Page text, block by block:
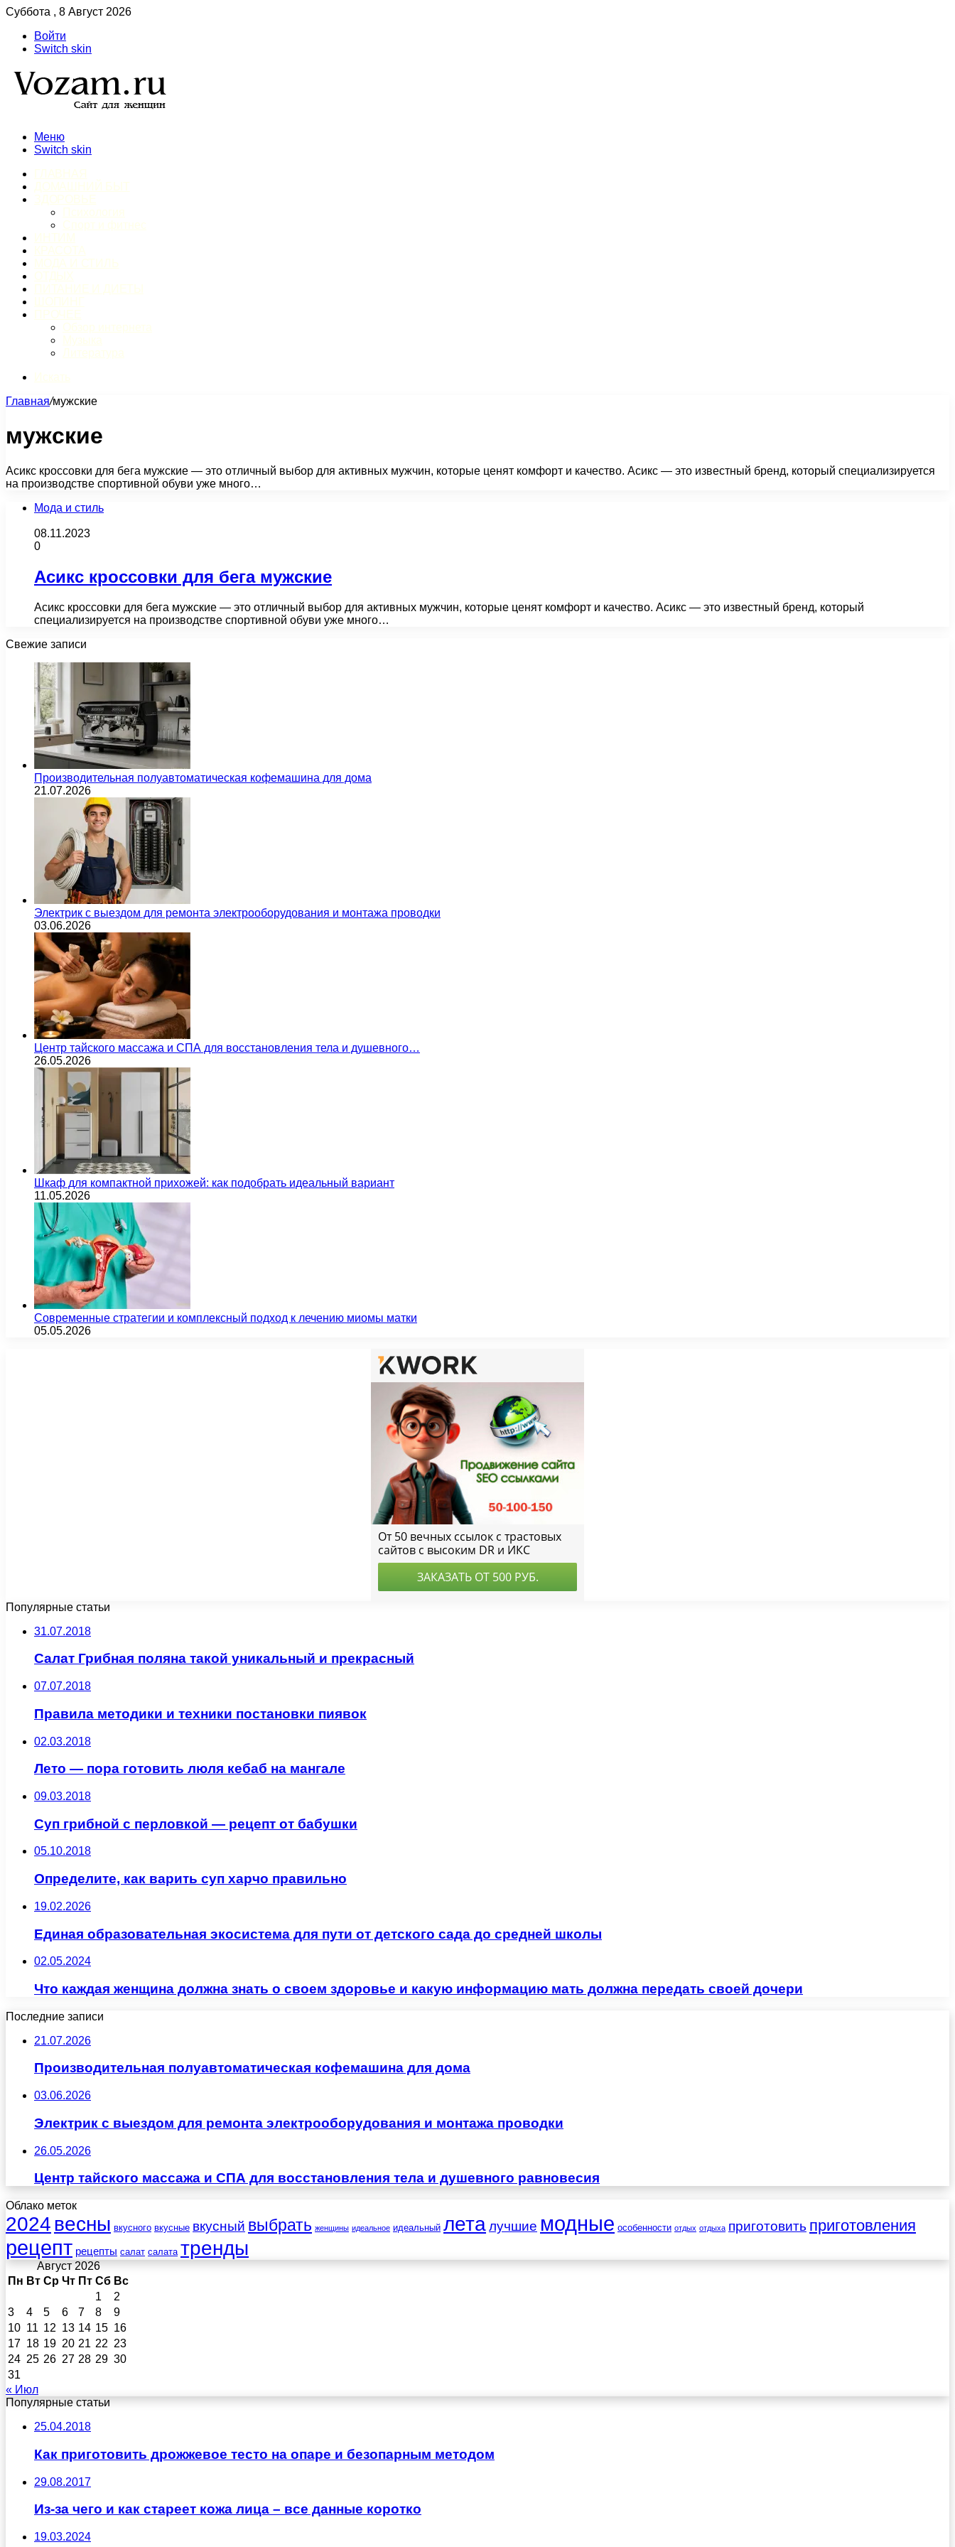
Суббота , 8 Август 2026
Войти
Switch skin
Меню
Switch skin
Главная/мужские
мужские
Асикс кроссовки для бега мужские — это отличный выбор для активных мужчин, которые ценят комфорт и качество. Асикс — это известный бренд, который специализируется
на производстве спортивной обуви уже много…
Мода и стиль
08.11.2023
0
Асикс кроссовки для бега мужские
Асикс кроссовки для бега мужские — это отличный выбор для активных мужчин, которые ценят комфорт и качество. Асикс — это известный бренд, который
специализируется на производстве спортивной обуви уже много…
Свежие записи
Производительная полуавтоматическая кофемашина для дома
21.07.2026
Электрик с выездом для ремонта электрооборудования и монтажа проводки
03.06.2026
Центр тайского массажа и СПА для восстановления тела и душевного…
26.05.2026
Шкаф для компактной прихожей: как подобрать идеальный вариант
11.05.2026
Современные стратегии и комплексный подход к лечению миомы матки
05.05.2026
Популярные статьи
31.07.2018
Салат Грибная поляна такой уникальный и прекрасный
07.07.2018
Правила методики и техники постановки пиявок
02.03.2018
Лето — пора готовить люля кебаб на мангале
09.03.2018
Суп грибной с перловкой — рецепт от бабушки
05.10.2018
Определите, как варить суп харчо правильно
19.02.2026
Единая образовательная экосистема для пути от детского сада до средней школы
02.05.2024
Что каждая женщина должна знать о своем здоровье и какую информацию мать должна передать своей дочери
Последние записи
21.07.2026
Производительная полуавтоматическая кофемашина для дома
03.06.2026
Электрик с выездом для ремонта электрооборудования и монтажа проводки
26.05.2026
Центр тайского массажа и СПА для восстановления тела и душевного равновесия
Облако меток
2024 весны вкусного вкусные вкусный выбрать женщины идеальное идеальный леталучшие модные особенности отдых отдыха приготовить приготовления
рецепт рецепты салат салата тренды
Август 2026
Пн Вт Ср Чт Пт Сб Вс
1
2
3
4 5 6 7 8
9
10 11 12 13 14 15 16
17 18 19 20 21 22 23
24 25 26 27 28 29 30
31
« Июл
Популярные статьи
25.04.2018
Как приготовить дрожжевое тесто на опаре и безопарным методом
29.08.2017
Из-за чего и как стареет кожа лица – все данные коротко
19.03.2024